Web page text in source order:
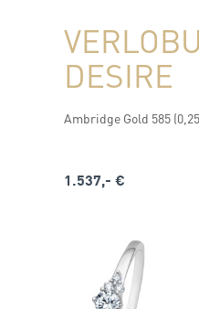
DESIRE
Ambridge Gold 585
1.537,- €